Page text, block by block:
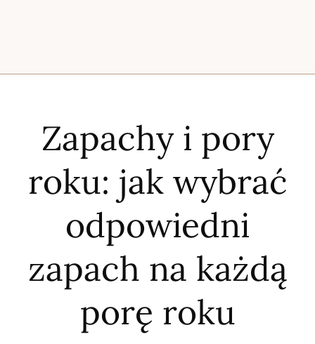
Zapachy i pory
roku: jak wybrać
odpowiedni
zapach na każdą
porę roku